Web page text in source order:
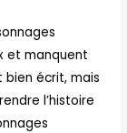
et manquent
écrit, mais
l’histoire